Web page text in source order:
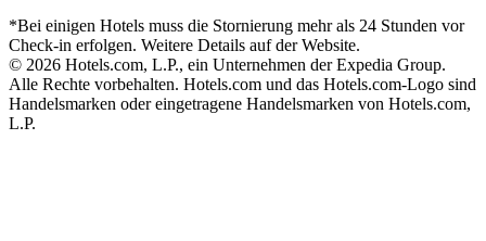
*Bei einigen Hotels muss die Stornierung mehr als 24 Stunden vor
Check-in erfolgen. Weitere Details auf der Website.
© 2026 Hotels.com, L.P., ein Unternehmen der Expedia Group.
Alle Rechte vorbehalten. Hotels.com und das Hotels.com-Logo sind
Handelsmarken oder eingetragene Handelsmarken von Hotels.com,
L.P.